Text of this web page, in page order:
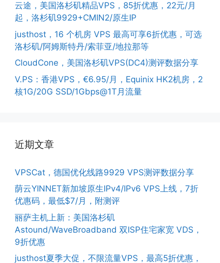
云途，美国洛杉矶精品VPS，85折优惠，22元/月
起，洛杉矶9929+CMIN2/原生IP
justhost，16 个机房 VPS 最高可享6折优惠，可选
洛杉矶/阿姆斯特丹/索菲亚/地拉那等
CloudCone，美国洛杉矶VPS(DC4)测评数据分享
V.PS：香港VPS，€6.95/月，Equinix HK2机房，2
核1G/20G SSD/1Gbps@1T月流量
近期文章
VPSCat，德国优化线路9929 VPS测评数据分享
荫云YINNET新加坡原生IPv4/IPv6 VPS上线，7折
优惠码，最低$7/月，附测评
丽萨主机上新：美国洛杉矶
Astound/WaveBroadband 双ISP住宅家宽 VDS，
9折优惠
justhost夏季大促，不限流量VPS，最高5折优惠，